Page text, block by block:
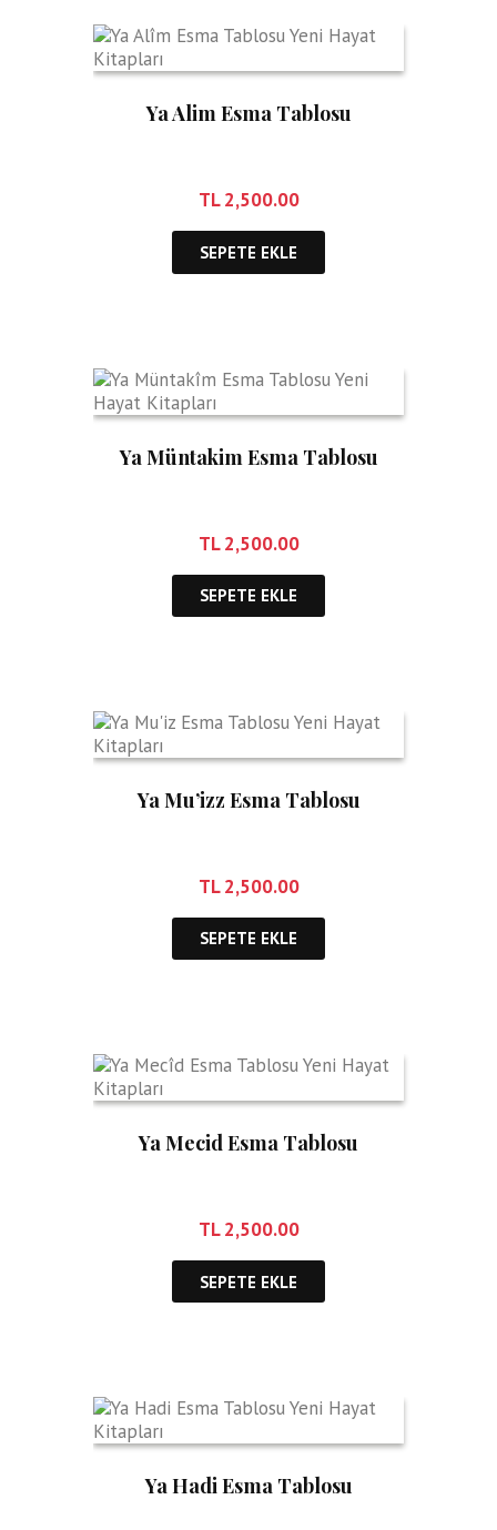
Ya Alim Esma Tablosu
TL2,500.00
SEPETE EKLE
Ya Müntakim Esma Tablosu
TL2,500.00
SEPETE EKLE
Ya Mu’izz Esma Tablosu
TL2,500.00
SEPETE EKLE
Ya Mecid Esma Tablosu
TL2,500.00
SEPETE EKLE
Ya Hadi Esma Tablosu